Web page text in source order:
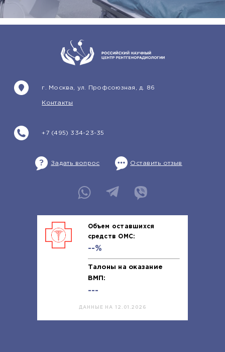
+7 (495) 334-23-35
г. Москва, ул. Профсоюзная, д. 86
Контакты
Задать вопрос Оставить отзыв
Объем оставшихся
средств ОМС:
--%
Талоны на оказание
ВМП:
---
ДАННЫЕ НА 12.01.2026